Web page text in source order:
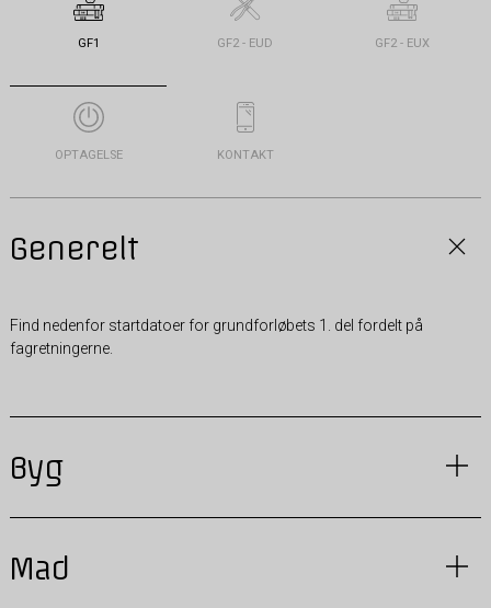
GF1 GF2 - EUD GF2 - EUX
OPTAGELSE KONTAKT
Generelt
Find nedenfor startdatoer for grundforløbets 1. del fordelt på
fagretningerne.
Byg
Mad